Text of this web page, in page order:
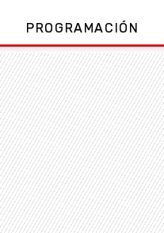
PROGRAMACIÓN